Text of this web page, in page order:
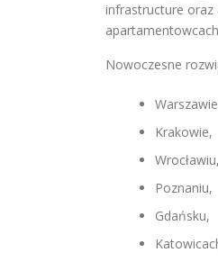
infrastructure
Nowoczesne
Krakowie,
Wrocławiu,
Poznaniu,
Gdańsku,